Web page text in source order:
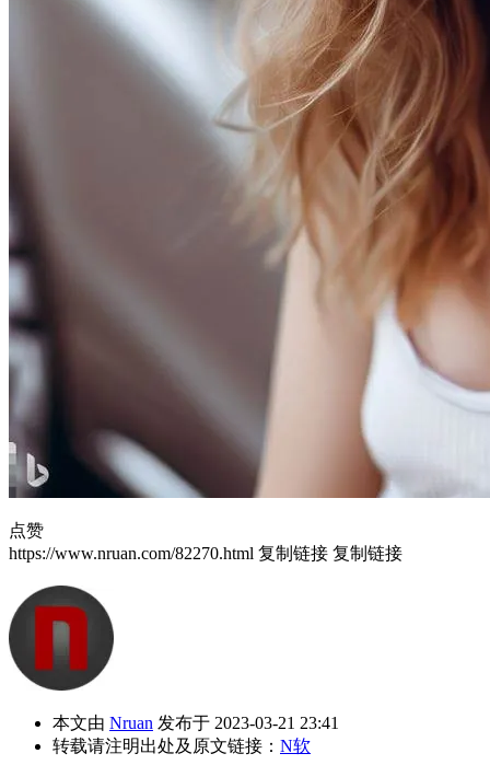
点赞
https://www.nruan.com/82270.html 复制链接 复制链接
本文由 Nruan 发布于 2023-03-21 23:41
转载请注明出处及原文链接： N软